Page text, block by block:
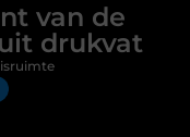
van de
drukvat